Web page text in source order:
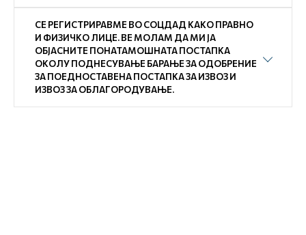
СЕ РЕГИСТРИРАВМЕ ВО СОЦДАД КАКО ПРАВНО
И ФИЗИЧКО ЛИЦЕ. ВЕ МОЛАМ ДА МИ ЈА
ОБЈАСНИТЕ ПОНАТАМОШНАТА ПОСТАПКА
ОКОЛУ ПОДНЕСУВАЊЕ БАРАЊЕ ЗА ОДОБРЕНИЕ
ЗА ПОЕДНОСТАВЕНА ПОСТАПКА ЗА ИЗВОЗ И
ИЗВОЗ ЗА ОБЛАГОРОДУВАЊЕ.